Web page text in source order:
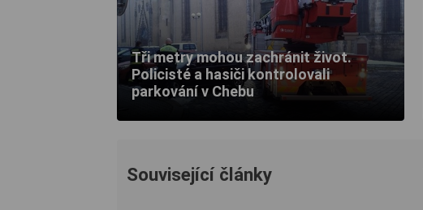
Tři metry mohou zachránit život.
Policisté a hasiči kontrolovali
parkování v Chebu
Související články